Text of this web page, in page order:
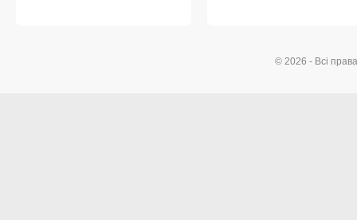
© 2026 - Всі